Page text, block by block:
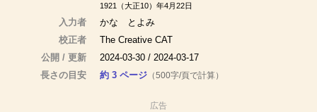
1921（大正10）年4月22日
入力者
かな とよみ
校正者
The Creative CAT
公開 / 更新
2024-03-30 / 2024-03-17
長さの目安
約 3 ページ （500字/頁で計算）
広告